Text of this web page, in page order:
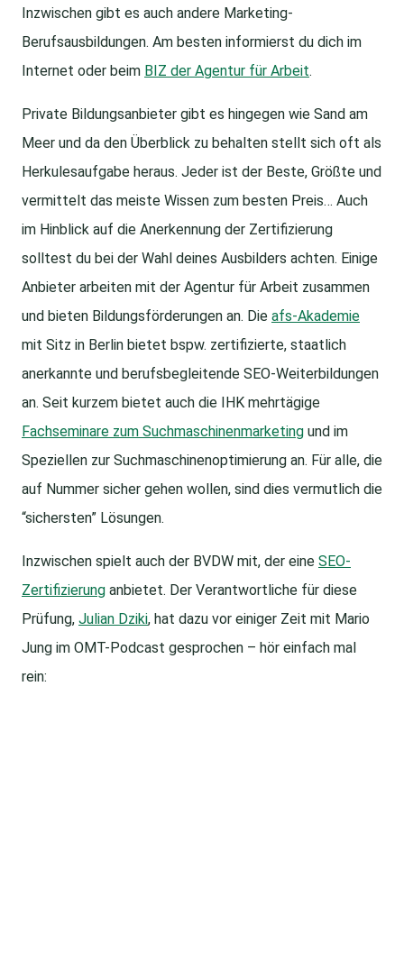
Inzwischen gibt es auch andere Marketing-
Berufsausbildungen. Am besten informierst du dich im
Internet oder beim BIZ der Agentur für Arbeit.
Private Bildungsanbieter gibt es hingegen wie Sand am
Meer und da den Überblick zu behalten stellt sich oft als
Herkulesaufgabe heraus. Jeder ist der Beste, Größte und
vermittelt das meiste Wissen zum besten Preis… Auch
im Hinblick auf die Anerkennung der Zertifizierung
solltest du bei der Wahl deines Ausbilders achten. Einige
Anbieter arbeiten mit der Agentur für Arbeit zusammen
und bieten Bildungsförderungen an. Die afs-Akademie
mit Sitz in Berlin bietet bspw. zertifizierte, staatlich
anerkannte und berufsbegleitende SEO-Weiterbildungen
an. Seit kurzem bietet auch die IHK mehrtägige
Fachseminare zum Suchmaschinenmarketing und im
Speziellen zur Suchmaschinenoptimierung an. Für alle, die
auf Nummer sicher gehen wollen, sind dies vermutlich die
“sichersten” Lösungen.
Inzwischen spielt auch der BVDW mit, der eine SEO-
Zertifizierung anbietet. Der Verantwortliche für diese
Prüfung, Julian Dziki, hat dazu vor einiger Zeit mit Mario
Jung im OMT-Podcast gesprochen – hör einfach mal
rein: